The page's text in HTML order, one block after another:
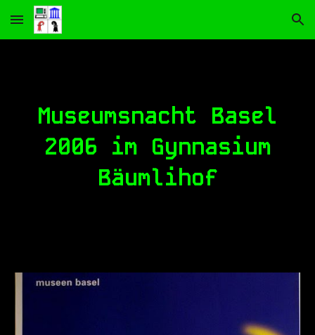
Skip to main content Skip to navigation
Museumsnacht Basel
2006 im Gynnasium
Bäumlihof